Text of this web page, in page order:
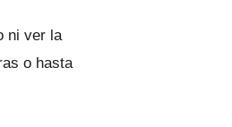
ni ver la
o hasta